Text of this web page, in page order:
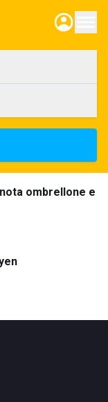
ombrellone e